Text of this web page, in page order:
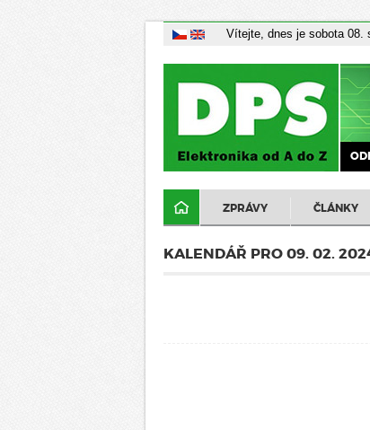
Vítejte, dnes je sobota 08.
ZPRÁVY ČLÁNKY
KALENDÁŘ PRO 09. 02.